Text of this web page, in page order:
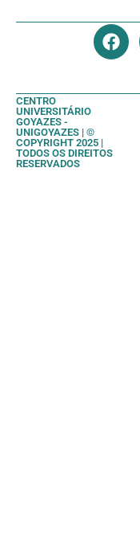
CENTRO
UNIVERSITÁRIO
GOYAZES -
UNIGOYAZES | ©
COPYRIGHT 2025 |
TODOS OS DIREITOS
RESERVADOS